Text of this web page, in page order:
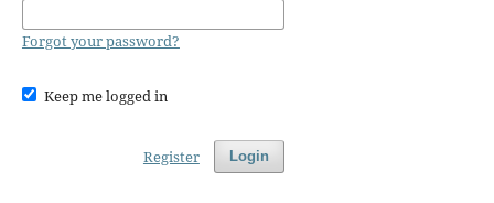
Forgot your password?
Keep me logged in
Login
Register